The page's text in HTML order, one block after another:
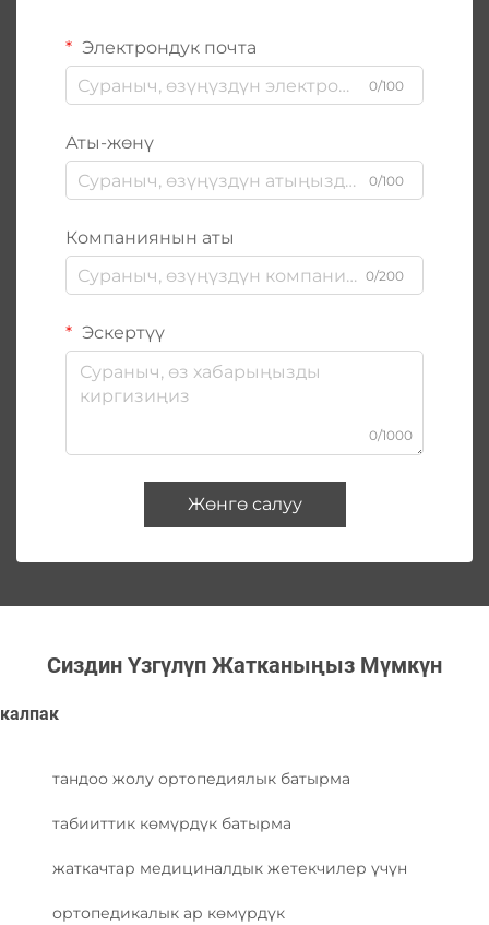
Электрондук почта
0/100
Аты-жөнү
0/100
Компаниянын аты
0/200
Эскертүү
0/1000
Жөнгө салуу
Сиздин Үзгүлүп Жатканыңыз Мүмкүн
калпак
тандоо жолу ортопедиялык батырма
табииттик көмүрдүк батырма
жаткачтар медициналдык жетекчилер үчүн
ортопедикалык ар көмүрдүк